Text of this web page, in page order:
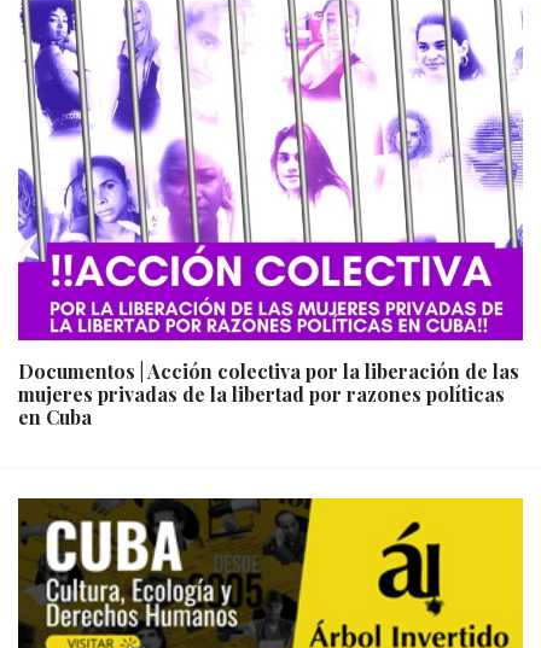
Documentos | Acción colectiva por la liberación de las
mujeres privadas de la libertad por razones políticas
en Cuba